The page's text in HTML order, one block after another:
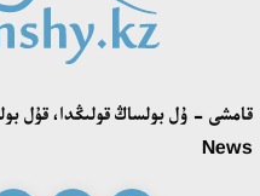
اقەركە امالياتتى قابىلدادى
قازاق تىلىندەگى «قۇت»
News